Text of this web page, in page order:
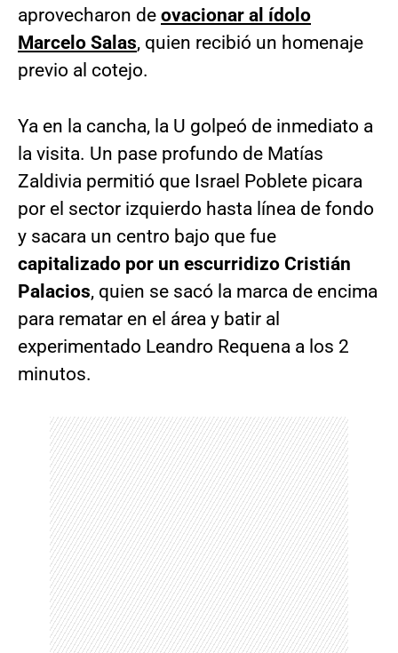
aprovecharon de ovacionar al ídolo
Marcelo Salas, quien recibió un homenaje
previo al cotejo.
Ya en la cancha, la U golpeó de inmediato a
la visita. Un pase profundo de Matías
Zaldivia permitió que Israel Poblete picara
por el sector izquierdo hasta línea de fondo
y sacara un centro bajo que fue
capitalizado por un escurridizo Cristián
Palacios, quien se sacó la marca de encima
para rematar en el área y batir al
experimentado Leandro Requena a los 2
minutos.